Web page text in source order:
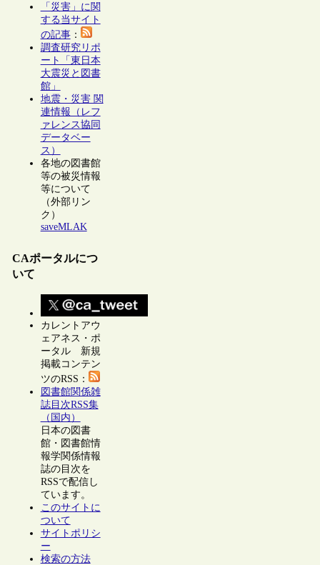
「災害」に関
する当サイト
の記事：
調査研究リポ
ート「東日本
大震災と図書
館」
地震・災害 関
連情報（レフ
ァレンス協同
データベー
ス）
各地の図書館
等の被災情報
等について
（外部リン
ク）
saveMLAK
CAポータルにつ
いて
カレントアウ
ェアネス・ポ
ータル 新規
掲載コンテン
ツのRSS：
図書館関係雑
誌目次RSS集
（国内）
日本の図書
館・図書館情
報学関係情報
誌の目次を
RSSで配信し
ています。
このサイトに
ついて
サイトポリシ
ー
検索の方法